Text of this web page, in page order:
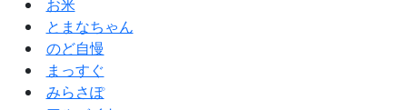
お米
とまなちゃん
のど自慢
まっすぐ
みらさぽ